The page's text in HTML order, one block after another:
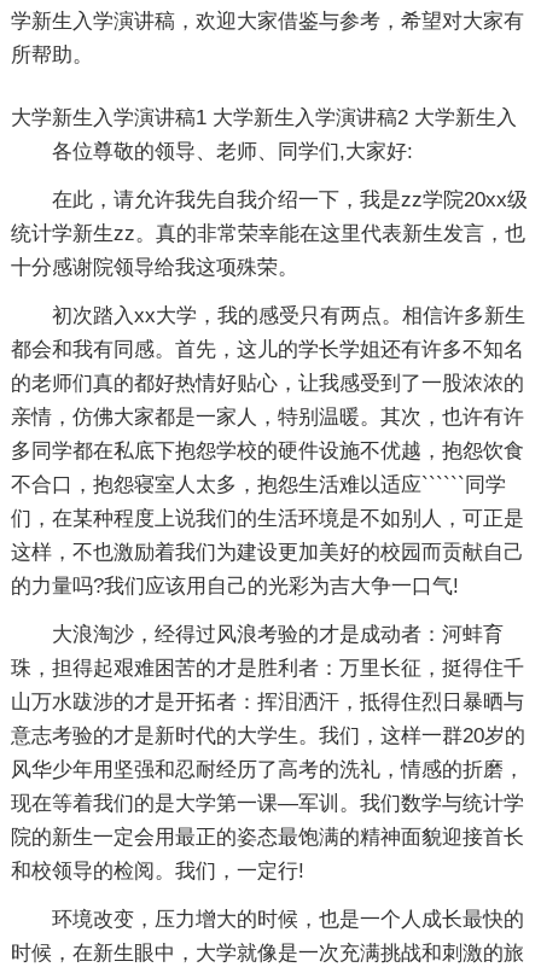
学新生入学演讲稿，欢迎大家借鉴与参考，希望对大家有
所帮助。
大学新生入学演讲稿1
各位尊敬的领导、老师、同学们,大家好:
在此，请允许我先自我介绍一下，我是zz学院20xx级
统计学新生zz。真的非常荣幸能在这里代表新生发言，也
十分感谢院领导给我这项殊荣。
初次踏入xx大学，我的感受只有两点。相信许多新生
都会和我有同感。首先，这儿的学长学姐还有许多不知名
的老师们真的都好热情好贴心，让我感受到了一股浓浓的
亲情，仿佛大家都是一家人，特别温暖。其次，也许有许
多同学都在私底下抱怨学校的硬件设施不优越，抱怨饮食
不合口，抱怨寝室人太多，抱怨生活难以适应``````同学
们，在某种程度上说我们的生活环境是不如别人，可正是
这样，不也激励着我们为建设更加美好的校园而贡献自己
的力量吗?我们应该用自己的光彩为吉大争一口气!
大浪淘沙，经得过风浪考验的才是成动者：河蚌育
珠，担得起艰难困苦的才是胜利者：万里长征，挺得住千
山万水跋涉的才是开拓者：挥泪洒汗，抵得住烈日暴晒与
意志考验的才是新时代的大学生。我们，这样一群20岁的
风华少年用坚强和忍耐经历了高考的洗礼，情感的折磨，
现在等着我们的是大学第一课—军训。我们数学与统计学
院的新生一定会用最正的姿态最饱满的精神面貌迎接首长
和校领导的检阅。我们，一定行!
环境改变，压力增大的时候，也是一个人成长最快的
时候，在新生眼中，大学就像是一次充满挑战和刺激的旅
大学新生入学演讲稿2 大学新生入